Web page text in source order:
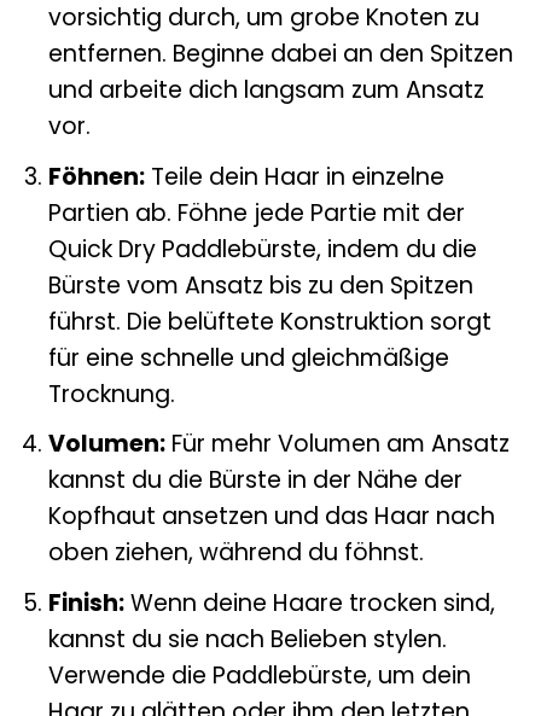
vorsichtig durch, um grobe Knoten zu
entfernen. Beginne dabei an den Spitzen
und arbeite dich langsam zum Ansatz
vor.
Föhnen:Teile dein Haar in einzelne
Partien ab. Föhne jede Partie mit der
Quick Dry Paddlebürste, indem du die
Bürste vom Ansatz bis zu den Spitzen
führst. Die belüftete Konstruktion sorgt
für eine schnelle und gleichmäßige
Trocknung.
Volumen:Für mehr Volumen am Ansatz
kannst du die Bürste in der Nähe der
Kopfhaut ansetzen und das Haar nach
oben ziehen, während du föhnst.
Finish:Wenn deine Haare trocken sind,
kannst du sie nach Belieben stylen.
Verwende die Paddlebürste, um dein